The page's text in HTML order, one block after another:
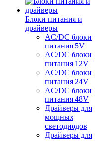
Блоки питания и
драйверы
AC/DC блоки
питания 5V
AC/DC блоки
питания 12V
AC/DC блоки
питания 24V
AC/DC блоки
питания 48V
Драйверы для
мощных
светодиодов
Драйверы для